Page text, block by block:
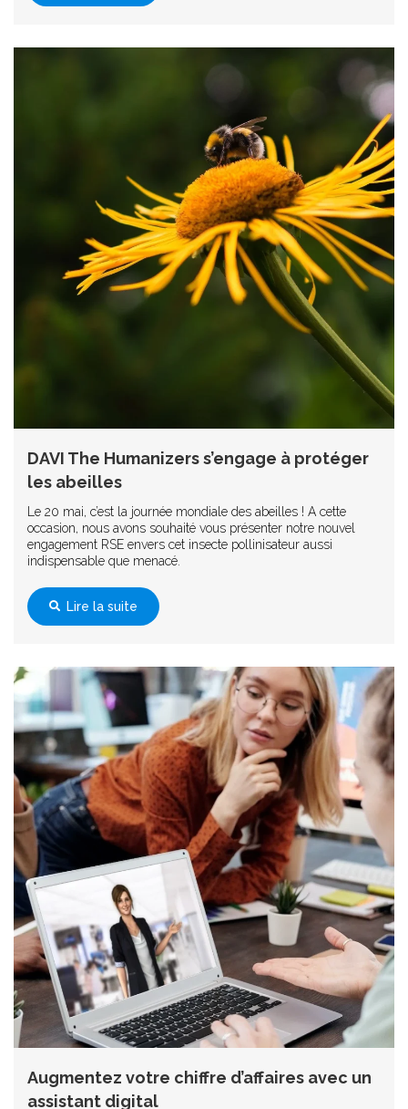
DAVI The Humanizers s’engage à protéger
les abeilles
Le 20 mai, c’est la journée mondiale des abeilles ! A cette
occasion, nous avons souhaité vous présenter notre nouvel
engagement RSE envers cet insecte pollinisateur aussi
indispensable que menacé.
Lire la suite
Augmentez votre chiffre d’affaires avec un
assistant digital